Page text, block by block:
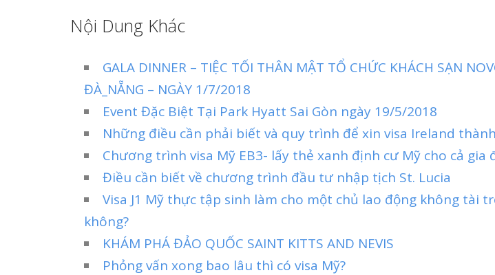
Nội Dung Khác
GALA DINNER – TIỆC TỐI THÂN MẬT TỔ CHỨC KHÁCH SẠN
ĐÀ_NẴNG – NGÀY 1/7/2018
Event Đặc Biệt Tại Park Hyatt Sai Gòn ngày 19/5/2018
Những điều cần phải biết và quy trình để xin visa Ireland
Chương trình visa Mỹ EB3- lấy thẻ xanh định cư Mỹ cho cả gia
Điều cần biết về chương trình đầu tư nhập tịch St. Lucia
Visa J1 Mỹ thực tập sinh làm cho một chủ lao động không tài
không?
KHÁM PHÁ ĐẢO QUỐC SAINT KITTS AND NEVIS
Phỏng vấn xong bao lâu thì có visa Mỹ?